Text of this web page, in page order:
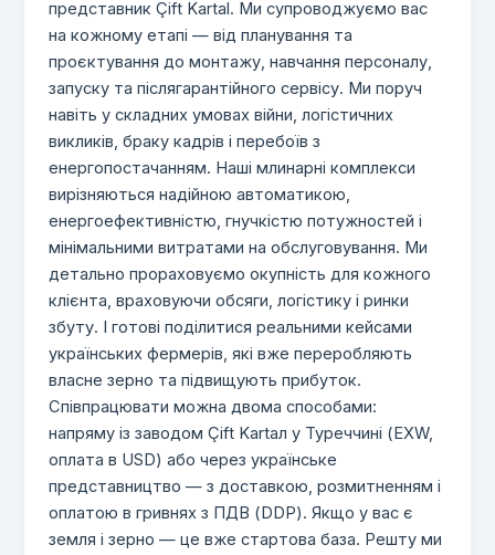
представник Çift Kartal. Ми супроводжуємо вас
на кожному етапі — від планування та
проєктування до монтажу, навчання персоналу,
запуску та післягарантійного сервісу. Ми поруч
навіть у складних умовах війни, логістичних
викликів, браку кадрів і перебоїв з
енергопостачанням. Наші млинарні комплекси
вирізняються надійною автоматикою,
енергоефективністю, гнучкістю потужностей і
мінімальними витратами на обслуговування. Ми
детально прораховуємо окупність для кожного
клієнта, враховуючи обсяги, логістику і ринки
збуту. І готові поділитися реальними кейсами
українських фермерів, які вже переробляють
власне зерно та підвищують прибуток.
Співпрацювати можна двома способами:
напряму із заводом Çift Kartал у Туреччині (EXW,
оплата в USD) або через українське
представництво — з доставкою, розмитненням і
оплатою в гривнях з ПДВ (DDP). Якщо у вас є
земля і зерно — це вже стартова база. Решту ми